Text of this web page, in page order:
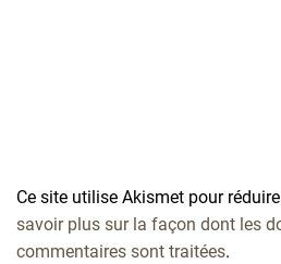
Ce site utilise Akismet pour
savoir plus sur la façon dont les
commentaires sont traitées.